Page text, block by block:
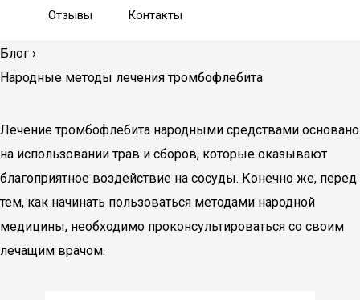
Отзывы Контакты
Блог ›
Народные методы лечения тромбофлебита
Лечение тромбофлебита народными средствами основано
на использовании трав и сборов, которые оказывают
благоприятное воздействие на сосуды. Конечно же, перед
тем, как начинать пользоваться методами народной
медицины, необходимо проконсультироваться со своим
лечащим врачом.